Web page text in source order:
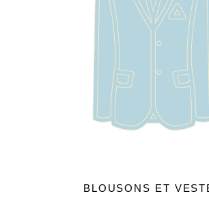
BLOUSONS ET